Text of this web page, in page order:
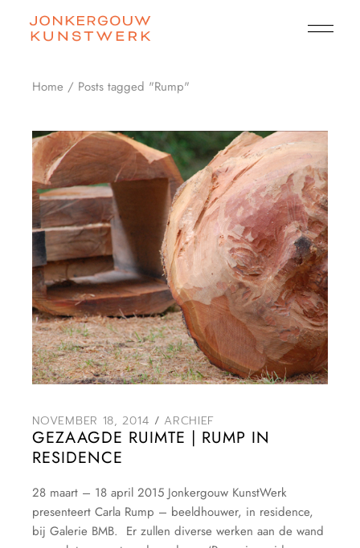
content
Home Posts tagged "Rump"
NOVEMBER 18, 2014 ARCHIEF
GEZAAGDE RUIMTE | RUMP IN
RESIDENCE
28 maart – 18 april 2015 Jonkergouw KunstWerk
presenteert Carla Rump – beeldhouwer, in residence,
bij Galerie BMB. Er zullen diverse werken aan de wand